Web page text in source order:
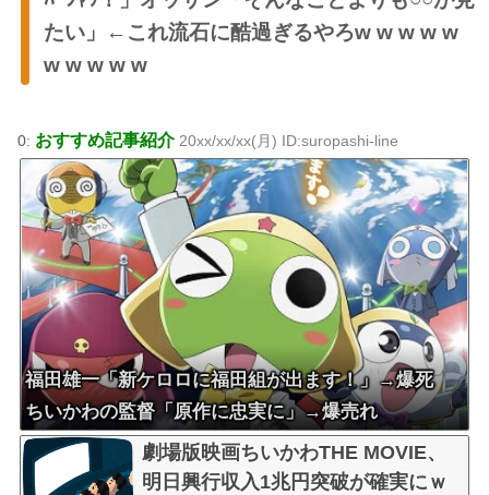
たい」←これ流石に酷過ぎるやろw w w w w
w w w w w
0: おすすめ記事紹介20xx/xx/xx(月) ID:suropashi-line
福田雄一「新ケロロに福田組が出ます！」→爆死
ちいかわの監督「原作に忠実に」→爆売れ
劇場版映画ちいかわTHE MOVIE、
明日興行収入1兆円突破が確実にｗ